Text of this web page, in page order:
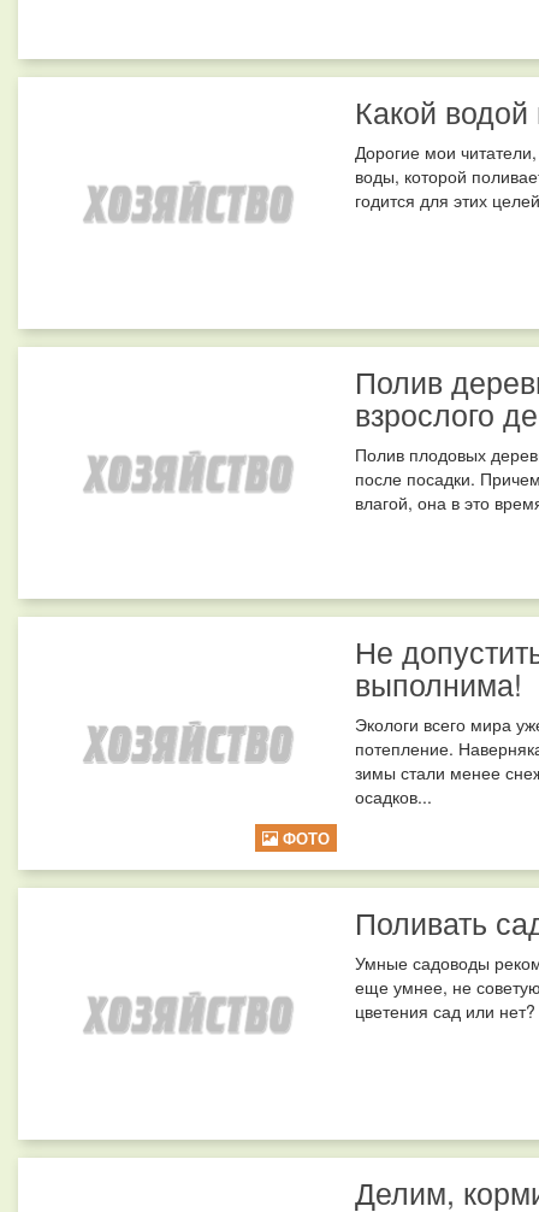
Какой
Дорогие мои
воды, которой
годится для этих
Полив
взрослого
Полив плодовых
после посадки.
влагой, она в это
ФОТО
Не
выполнима!
Экологи всего мира
потепление.
зимы стали менее
осадков...
Поливать
Умные садоводы
еще умнее, не
цветения сад или
Делим,